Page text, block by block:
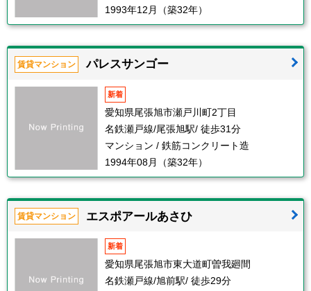
1993年12月（築32年）
賃貸マンション パレスサンゴー
新着
愛知県尾張旭市瀬戸川町2丁目
名鉄瀬戸線/尾張旭駅/ 徒歩31分
マンション / 鉄筋コンクリート造
1994年08月（築32年）
賃貸マンション エスポアールあさひ
新着
愛知県尾張旭市東大道町曽我廻間
名鉄瀬戸線/旭前駅/ 徒歩29分